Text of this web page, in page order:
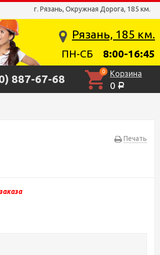
г. Рязань, Окружная Дорога, 185 км.
Рязань, 185 км.
ПН-СБ 8:00-16:45
887-67-68
0 Корзина
0 Р
Печать